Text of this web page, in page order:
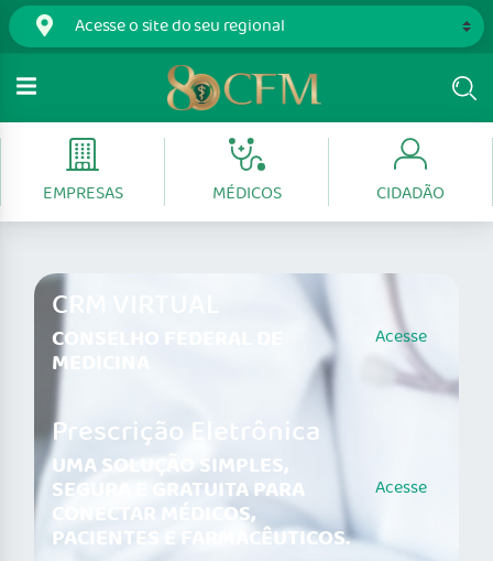
EMPRESAS MÉDICOS CIDADÃO
CRM VIRTUAL
CONSELHO FEDERAL DE
MEDICINA
Acesse
Prescrição Eletrônica
UMA SOLUÇÃO SIMPLES,
SEGURA E GRATUITA PARA
CONECTAR MÉDICOS,
PACIENTES E FARMACÊUTICOS.
Acesse